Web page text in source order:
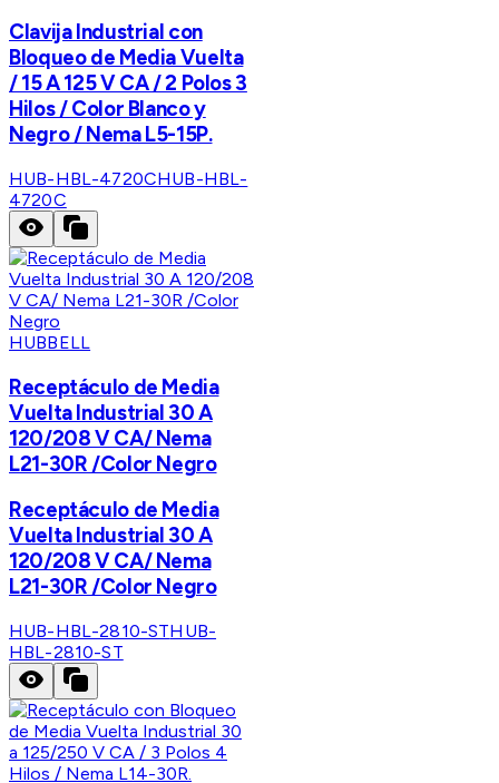
Clavija Industrial con
Bloqueo de Media Vuelta
/ 15 A 125 V CA / 2 Polos 3
Hilos / Color Blanco y
Negro / Nema L5-15P.
HUB-HBL-4720CHUB-HBL-
4720C
HUBBELL
Receptáculo de Media
Vuelta Industrial 30 A
120/208 V CA/ Nema
L21-30R /Color Negro
Receptáculo de Media
Vuelta Industrial 30 A
120/208 V CA/ Nema
L21-30R /Color Negro
HUB-HBL-2810-STHUB-
HBL-2810-ST